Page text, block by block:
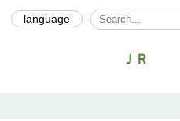
language
Select Language
ＪＲ